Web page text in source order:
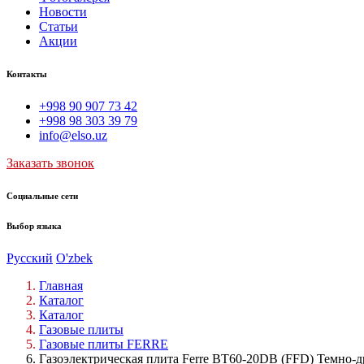
Новости
Статьи
Акции
Контакты
+998 90 907 73 42
+998 98 303 39 79
info@elso.uz
Заказать звонок
Социальные сети
Выбор языка
Русский O'zbek
Главная
Каталог
Каталог
Газовые плиты
Газовые плиты FERRE
Газоэлектрическая плита Ferre BT60-20DB (FFD) Темно-